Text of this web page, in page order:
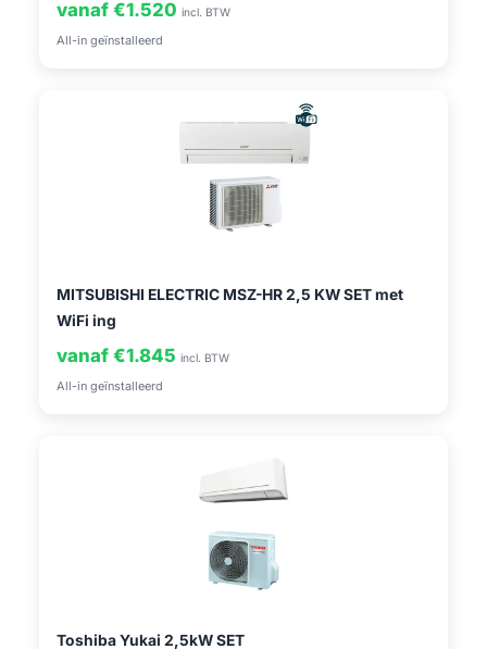
vanaf €1.520 incl. BTW
All-in geïnstalleerd
MITSUBISHI ELECTRIC MSZ-HR 2,5 KW SET met
WiFi ing
vanaf €1.845 incl. BTW
All-in geïnstalleerd
Toshiba Yukai 2,5kW SET